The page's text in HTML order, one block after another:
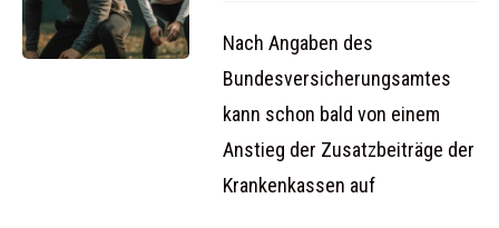
zwei Prozent
Nach Angaben des
Bundesversicherungsamtes
kann schon bald von einem
Anstieg der Zusatzbeiträge der
Krankenkassen auf